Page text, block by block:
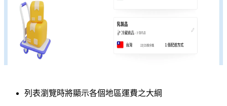
列表瀏覽時將顯示各個地區運費之大綱